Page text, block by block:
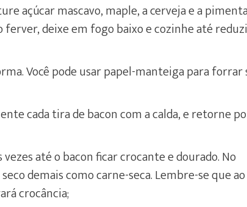
açúcar mascavo, maple, a cerveja e a
ferver, deixe em fogo baixo e cozinhe até
Você pode usar papel-manteiga para forrar
cada tira de bacon com a calda, e retorne
até o bacon ficar crocante e dourado. No
demais como carne-seca. Lembre-se que ao
crocância;